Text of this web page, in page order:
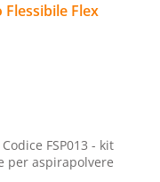
Flex
FSP013 - kit
per aspirapolvere